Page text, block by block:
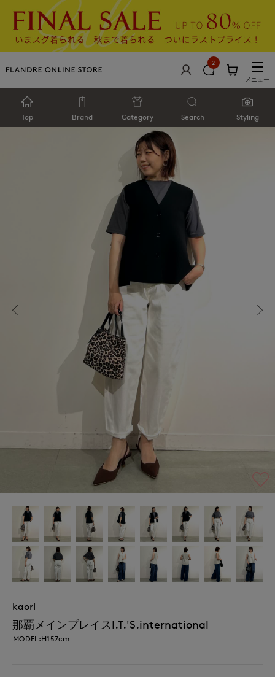
2
メニュー
Top Brand Category Search Styling
kaori
那覇メインプレイスI.T.'S.international
MODEL:H157cm